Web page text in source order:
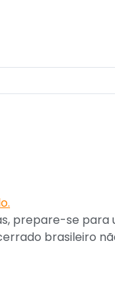
prepare-se para
brasileiro